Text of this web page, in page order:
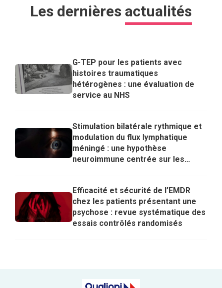
Les dernières actualités
G-TEP pour les patients avec
histoires traumatiques
hétérogènes : une évaluation de
service au NHS
Stimulation bilatérale rythmique et
modulation du flux lymphatique
méningé : une hypothèse
neuroimmune centrée sur les
Efficacité et sécurité de l’EMDR
chez les patients présentant une
psychose : revue systématique des
essais contrôlés randomisés